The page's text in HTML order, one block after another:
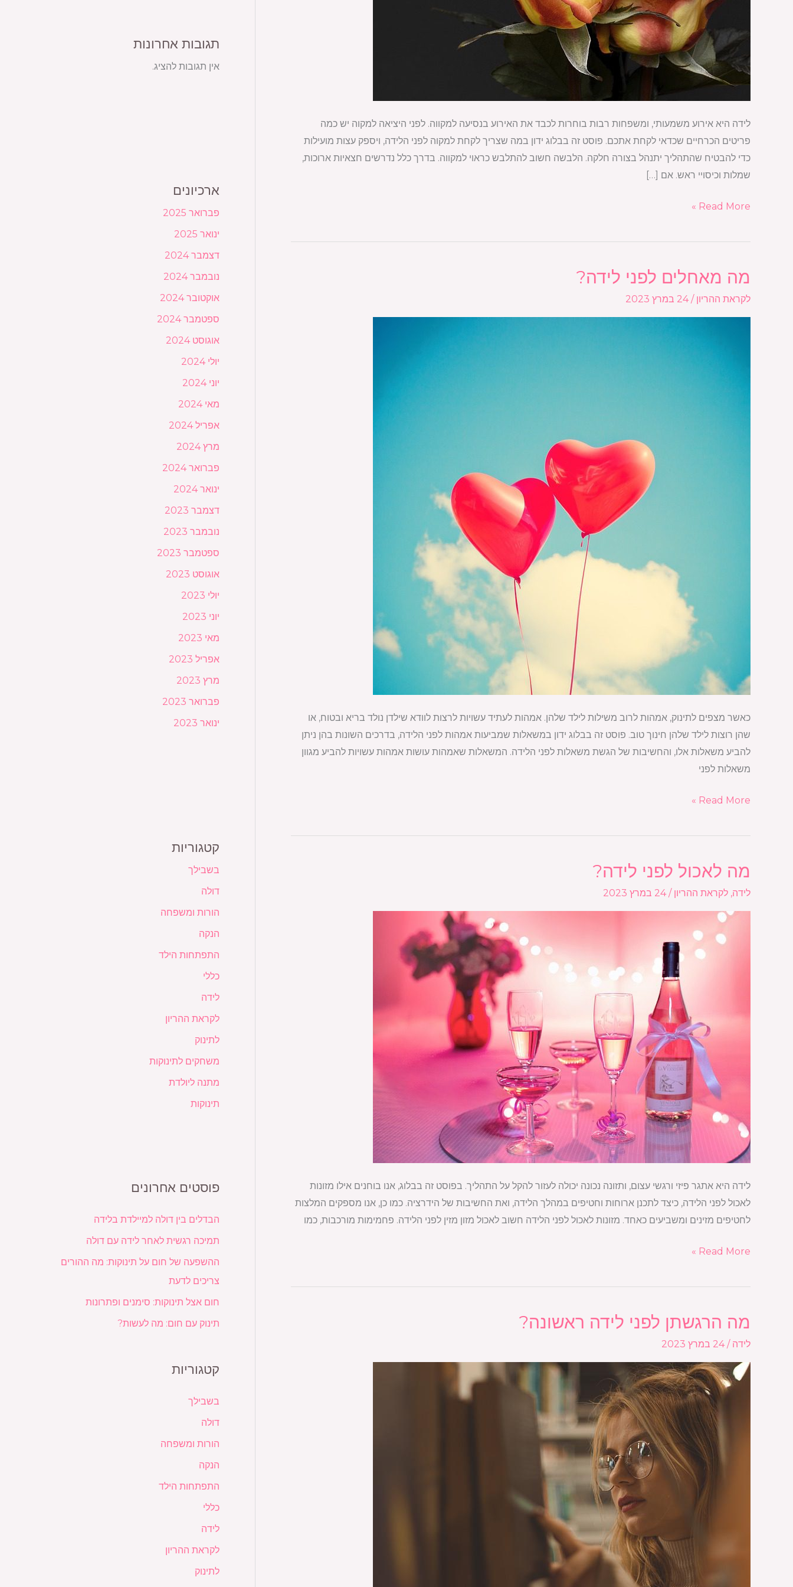
לידה היא אירוע משמעותי, ומשפחות רבות בוחרות לכבד את האירוע בנסיעה למקווה. לפני היציאה למקוה יש כמה
פריטים הכרחיים שכדאי לקחת אתכם. פוסט זה בבלוג ידון במה שצריך לקחת למקוה לפני הלידה, ויספק עצות מועילות
כדי להבטיח שהתהליך יתנהל בצורה חלקה. הלבשה חשוב להתלבש כראוי למקווה. בדרך כלל נדרשים חצאיות ארוכות,
שמלות וכיסויי ראש. אם […]
Read More »
מה מאחלים לפני לידה?
לקראת ההריון /24 במרץ 2023
כאשר מצפים לתינוק, אמהות לרוב משילות לילד שלהן. אמהות לעתיד עשויות לרצות לוודא שילדן נולד בריא ובטוח, או
שהן רוצות לילד שלהן חינוך טוב. פוסט זה בבלוג ידון במשאלות שמביעות אמהות לפני הלידה, בדרכים השונות בהן ניתן
להביע משאלות אלו, והחשיבות של הגשת משאלות לפני הלידה. המשאלות שאמהות עושות אמהות עשויות להביע מגוון
משאלות לפני
מה
לפני
Read More »
מה לאכול לפני לידה?
לידה, לקראת ההריון /24 במרץ 2023
לידה היא אתגר פיזי ורגשי עצום, ותזונה נכונה יכולה לעזור להקל על התהליך. בפוסט זה בבלוג, אנו בוחנים אילו מזונות
לאכול לפני הלידה, כיצד לתכנן ארוחות וחטיפים במהלך הלידה, ואת החשיבות של הידרציה. כמו כן, אנו מספקים המלצות
לחטיפים מזינים ומשביעים כאחד. מזונות לאכול לפני הלידה חשוב לאכול מזון מזין לפני הלידה. פחמימות מורכבות, כמו
מה
לידה?
Read More »
מה הרגשתן לפני לידה ראשונה?
לידה /24 במרץ 2023
מה
לידה
ראשונה?
תגובות אחרונות
אין תגובות להציג.
ארכיונים
פברואר 2025
ינואר 2025
דצמבר 2024
נובמבר 2024
אוקטובר 2024
ספטמבר 2024
אוגוסט 2024
יולי 2024
יוני 2024
מאי 2024
אפריל 2024
מרץ 2024
פברואר 2024
ינואר 2024
דצמבר 2023
נובמבר 2023
ספטמבר 2023
אוגוסט 2023
יולי 2023
יוני 2023
מאי 2023
אפריל 2023
מרץ 2023
פברואר 2023
ינואר 2023
קטגוריות
בשבילך
דולה
הורות ומשפחה
הנקה
התפתחות הילד
כללי
לידה
לקראת ההריון
לתינוק
משחקים לתינוקות
מתנה ליולדת
תינוקות
פוסטים אחרונים
הבדלים בין דולה למיילדת בלידה
תמיכה רגשית לאחר לידה עם דולה
ההשפעה של חום על תינוקות: מה ההורים
צריכים לדעת
חום אצל תינוקות: סימנים ופתרונות
תינוק עם חום: מה לעשות?
קטגוריות
בשבילך
דולה
הורות ומשפחה
הנקה
התפתחות הילד
כללי
לידה
לקראת ההריון
לתינוק